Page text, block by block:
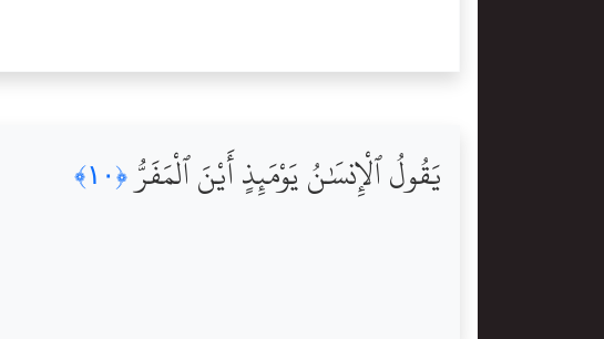
يَقُولُ ٱلْإِنسَٰنُ يَوْمَئِذٍ أَيْنَ ٱلْمَفَرُّ﴿١٠﴾